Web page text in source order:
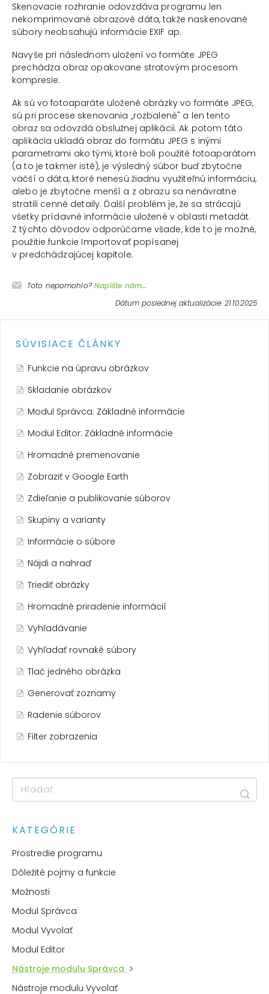
Skenovacie rozhranie odovzdáva programu len
nekomprimované obrazové dáta, takže naskenované
súbory neobsahujú informácie EXIF ap.
Navyše pri následnom uložení vo formáte JPEG
prechádza obraz opakovane stratovým procesom
kompresie.
Ak sú vo fotoaparáte uložené obrázky vo formáte JPEG,
sú pri procese skenovania „rozbalené" a len tento
obraz sa odovzdá obslužnej aplikácii. Ak potom táto
aplikácia ukladá obraz do formátu JPEG s inými
parametrami ako tými, ktoré boli použité fotoaparátom
(a to je takmer isté), je výsledný súbor buď zbytočne
väčší o dáta, ktoré nenesú žiadnu využiteľnú informáciu,
alebo je zbytočne menší a z obrazu sa nenávratne
stratili cenné detaily. Ďalší problém je, že sa strácajú
všetky prídavné informácie uložené v oblasti metadát.
Z týchto dôvodov odporúčame všade, kde to je možné,
použitie funkcie Importovať popísanej
v predchádzajúcej kapitole.
Toto nepomohlo? Napíšte nám…
Dátum poslednej aktualizácie: 21.10.2025
SÚVISIACE ČLÁNKY
Funkcie na úpravu obrázkov
Skladanie obrázkov
Modul Správca: Základné informácie
Modul Editor: Základné informácie
Hromadné premenovanie
Zobraziť v Google Earth
Zdieľanie a publikovanie súborov
Skupiny a varianty
Informácie o súbore
Nájdi a nahraď
Triediť obrázky
Hromadné priradenie informácií
Vyhľadávanie
Vyhľadať rovnaké súbory
Tlač jedného obrázka
Generovať zoznamy
Radenie súborov
Filter zobrazenia
KATEGÓRIE
Prostredie programu
Dôležité pojmy a funkcie
Možnosti
Modul Správca
Modul Vyvolať
Modul Editor
Nástroje modulu Správca
Nástroje modulu Vyvolať